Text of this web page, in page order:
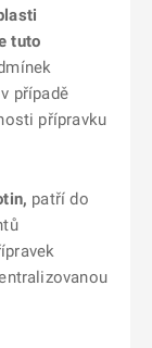
tuto
případě
přípravku
patří do